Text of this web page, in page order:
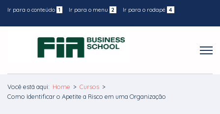
Ir para o conteúdo 1 Ir para o menu 2 Ir para o rodapé 4
Você está aqui: Home > Cursos >
Como Identificar o Apetite a Risco em uma Organização